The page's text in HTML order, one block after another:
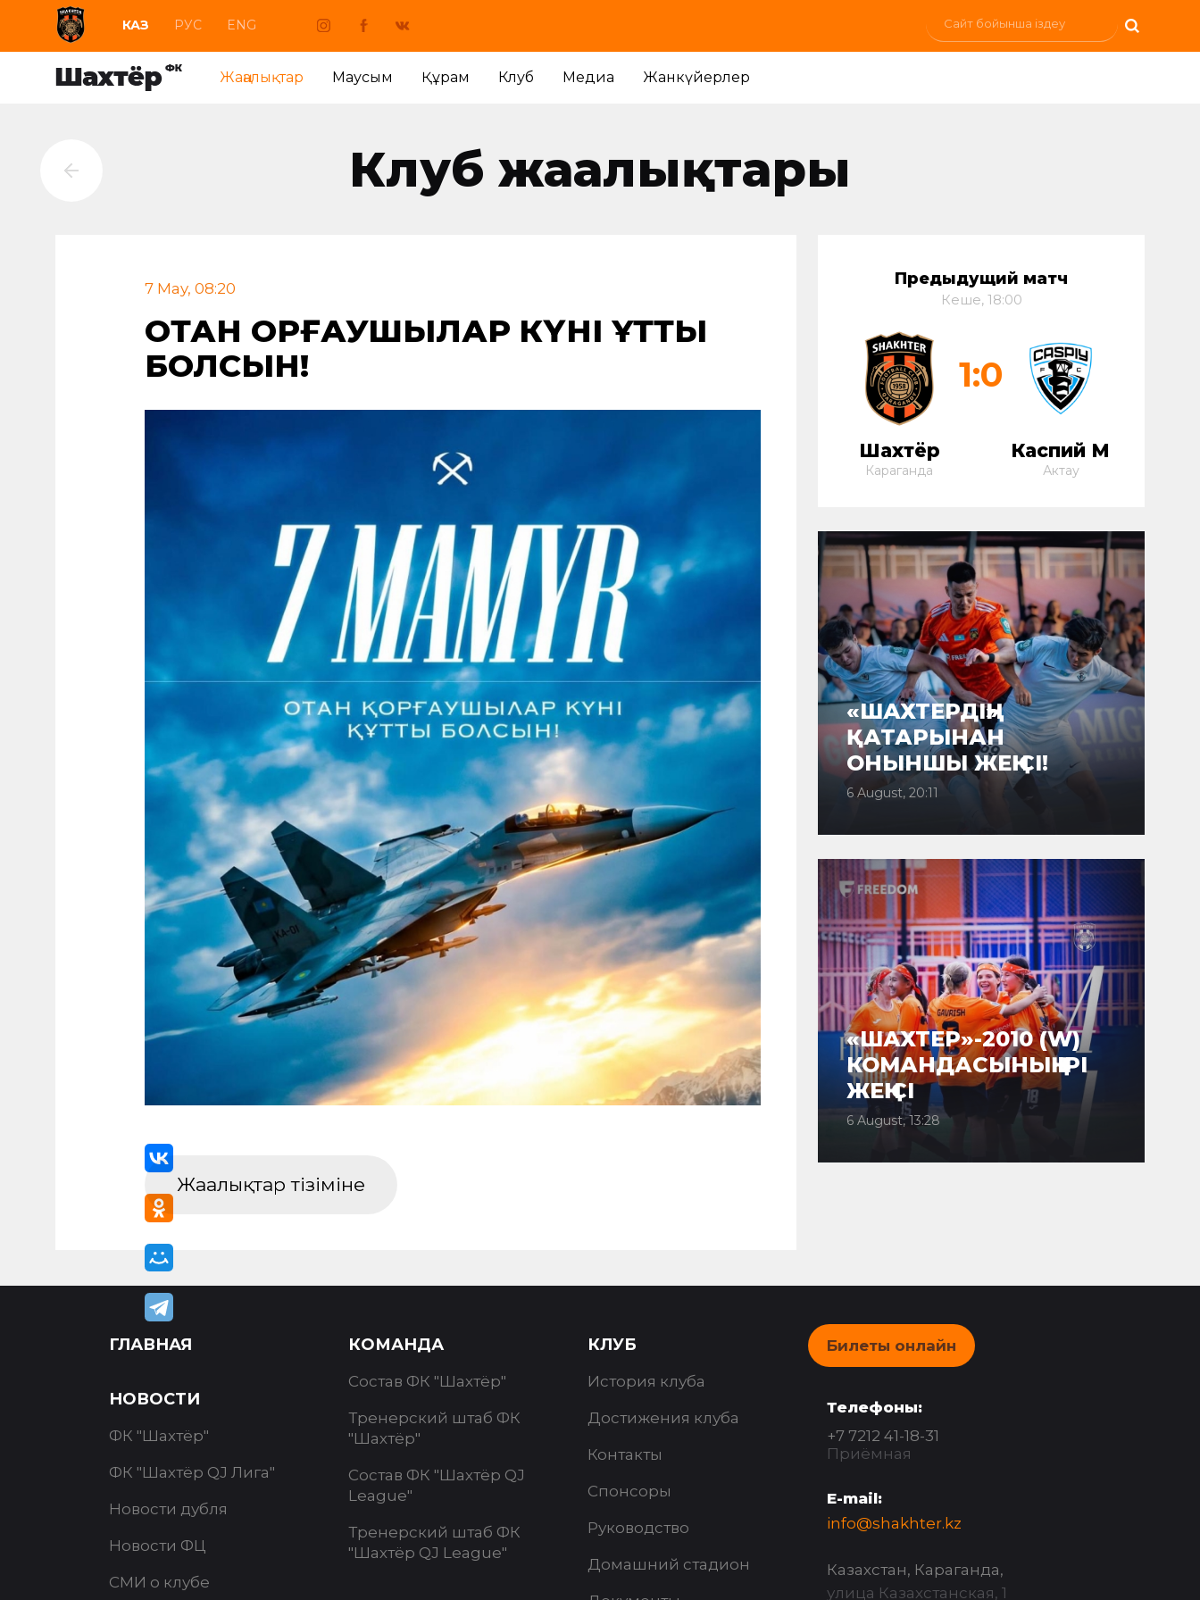
КАЗ РУС ENG
Жаңалықтар Маусым Құрам Клуб Медиа Жанкүйерлер
Клуб жаңалықтары
7 May, 08:20
ОТАН ҚОРҒАУШЫЛАР КҮНІ ҚҰТТЫ
БОЛСЫН!
Жаңалықтар тізіміне
Предыдущий матч
Кеше, 18:00
Шахтёр
Караганда
1:0
Каспий М
Актау
«ШАХТЕРДІҢ»
ҚАТАРЫНАН
ОНЫНШЫ ЖЕҢІСІ!
6 August, 20:11
«ШАХТЕР»-2010 (W)
КОМАНДАСЫНЫҢ ІРІ
ЖЕҢІСІ
6 August, 13:28
ГЛАВНАЯ
НОВОСТИ
ФК "Шахтёр"
ФК "Шахтёр QJ Лига"
Новости дубля
Новости ФЦ
СМИ о клубе
КОМАНДА
Состав ФК "Шахтёр"
Тренерский штаб ФК
"Шахтёр"
Состав ФК "Шахтёр QJ
League"
Тренерский штаб ФК
"Шахтёр QJ League"
КЛУБ
История клуба
Достижения клуба
Контакты
Спонсоры
Руководство
Домашний стадион
Билеты онлайн
Телефоны:
+7 7212 41-18-31
Приёмная
E-mail:
info@shakhter.kz
Казахстан, Караганда,
улица Казахстанская, 1